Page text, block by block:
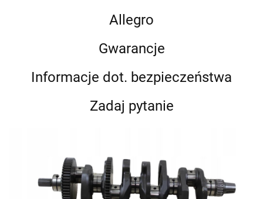
Allegro
Gwarancje
Informacje dot. bezpieczeństwa
Zadaj pytanie